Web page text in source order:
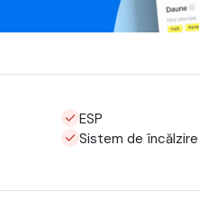
ESP
Sistem de încălzire